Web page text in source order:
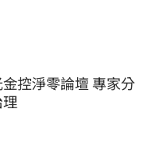
控淨零論壇 專家分